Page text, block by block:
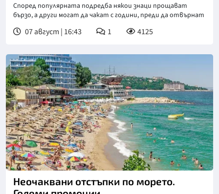
Според популярната подредба някои знаци прощават
бързо, а други могат да чакат с години, преди да отвърнат
07 август | 16:43 1 4125
Неочаквани отстъпки по морето.